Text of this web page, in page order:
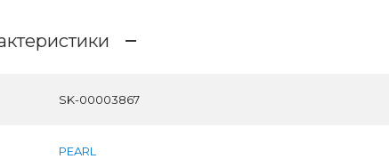
SK-00003867
PEARL